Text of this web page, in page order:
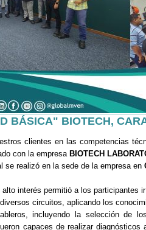
BÁSICA" BIOTECH,
clientes en las competencias
con la empresaBIOTECH
se realizó en la sede de la empresa en
interés permitió a los participantes
circuitos, aplicando los
incluyendo la selección de
capaces de realizar